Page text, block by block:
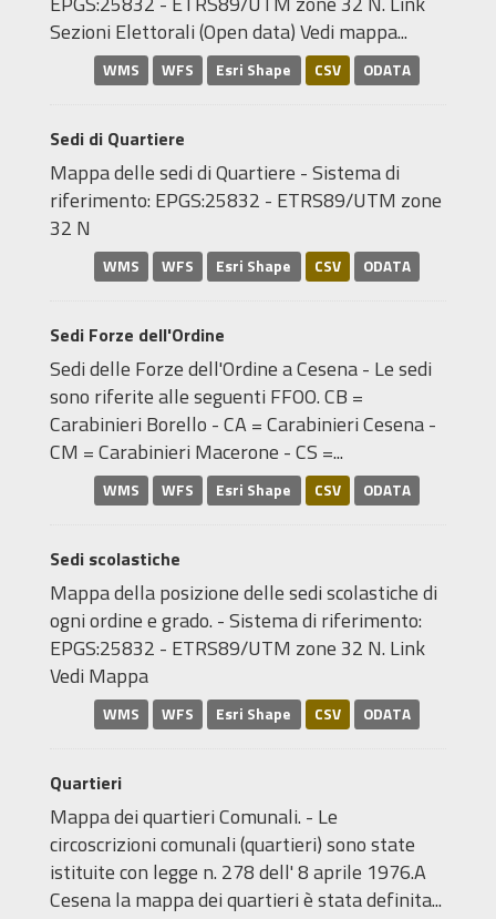
Sezioni Elettorali (Open data) Vedi mappa...
WMS WFS Esri Shape CSV ODATA
Sedi di Quartiere
Mappa delle sedi di Quartiere - Sistema di
riferimento: EPGS:25832 - ETRS89/UTM zone
32 N
WMS WFS Esri Shape CSV ODATA
Sedi Forze dell'Ordine
Sedi delle Forze dell'Ordine a Cesena - Le sedi
sono riferite alle seguenti FFOO. CB =
Carabinieri Borello - CA = Carabinieri Cesena -
CM = Carabinieri Macerone - CS =...
WMS WFS Esri Shape CSV ODATA
Sedi scolastiche
Mappa della posizione delle sedi scolastiche di
ogni ordine e grado. - Sistema di riferimento:
EPGS:25832 - ETRS89/UTM zone 32 N. Link
Vedi Mappa
WMS WFS Esri Shape CSV ODATA
Quartieri
Mappa dei quartieri Comunali. - Le
circoscrizioni comunali (quartieri) sono state
istituite con legge n. 278 dell' 8 aprile 1976.A
Cesena la mappa dei quartieri è stata definita...